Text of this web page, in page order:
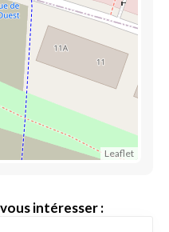
Leaflet
intéresser :